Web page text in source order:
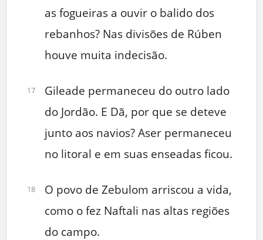
as fogueiras a ouvir o balido dos
rebanhos? Nas divisões de Rúben
houve muita indecisão.
17
Gileade permaneceu do outro lado
do Jordão. E Dã, por que se deteve
junto aos navios? Aser permaneceu
no litoral e em suas enseadas ficou.
18
O povo de Zebulom arriscou a vida,
como o fez Naftali nas altas regiões
do campo.